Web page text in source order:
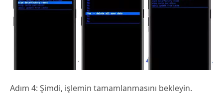
Adım 4: Şimdi, işlemin tamamlanmasını bekleyin.